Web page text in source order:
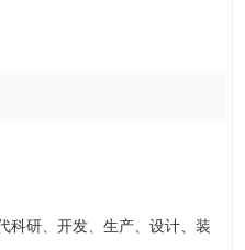
科研、开发、生产、设计、装